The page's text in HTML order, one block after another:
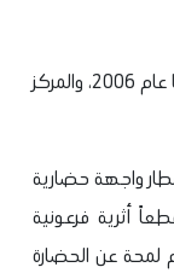
• ألقاب تاريخية تشمل: أفضل مطار في إفريقيا عام 2006، والمركز
واجهة حضارية
أثرية فرعونية
لمحة عن الحضارة